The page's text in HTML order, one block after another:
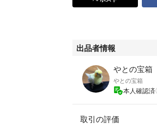
出品者情報
やとの宝箱
やとの宝箱
本人確認済
取引の評価